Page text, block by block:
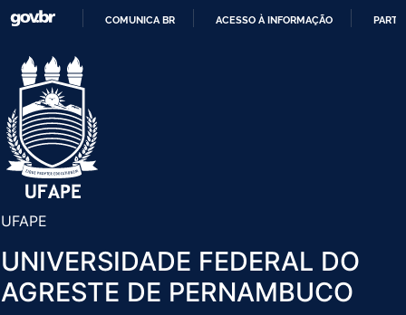
Pular
COMUNICA BR ACESSO À INFORMAÇÃO
UFAPE
UNIVERSIDADE FEDERAL DO
AGRESTE DE PERNAMBUCO